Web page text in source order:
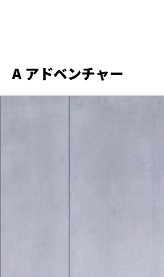
A アドベンチャー